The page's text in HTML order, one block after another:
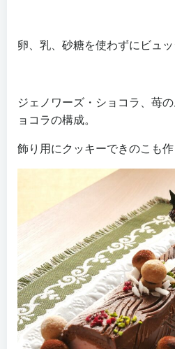
卵、乳、砂糖を使わずにビュ
ジェノワーズ・ショコラ、苺
ョコラの構成。
飾り用にクッキーできのこも作